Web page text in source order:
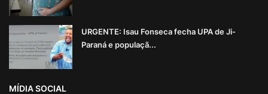
URGENTE: Isau Fonseca fecha UPA de Ji-
Paraná e populaçã...
MÍDIA SOCIAL